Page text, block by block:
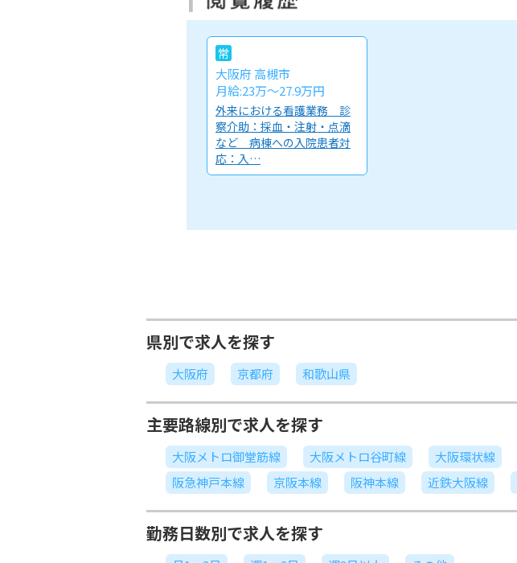
常
大阪府 高槻市
月給:23万〜27.9万円
外来における看護業務 診
察介助：採血・注射・点滴
など 病棟への入院患者対
応：入…
県別で求人を探す
大阪府 京都府 和歌山県
主要路線別で求人を探す
大阪メトロ御堂筋線 大阪メトロ谷町線 大阪環状線
阪急神戸本線
京阪本線 阪神本線 近鉄大阪線
勤務日数別で求人を探す